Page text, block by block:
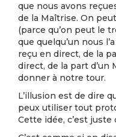
que nous avons
de la Maîtrise. On
(parce qu’on peut le
que quelqu’un nous
reçu en direct, de la
direct, de la part d’un
donner à notre tour.
L’illusion est de dire
peux utiliser tout
Cette idée, c’est juste